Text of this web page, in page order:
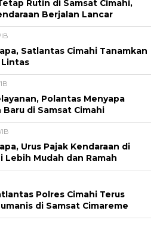
Rutin di Samsat Cimahi,
Berjalan Lancar
Satlantas Cimahi Tanamkan
Lintas
Polantas Menyapa
di Samsat Cimahi
Urus Pajak Kendaraan di
Lebih Mudah dan Ramah
Polres Cimahi Terus
di Samsat Cimareme